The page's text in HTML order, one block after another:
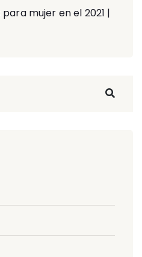
mujer en el 2021 |